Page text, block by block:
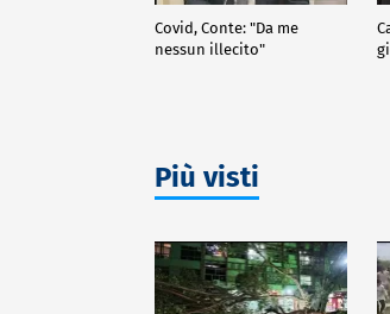
Covid, Conte: "Da me
nessun illecito"
Più visti